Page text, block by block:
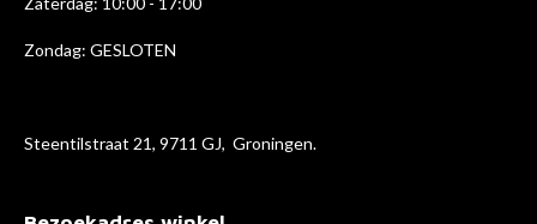
Zondag: GESLOTEN
Steentilstraat 21, 9711 GJ, Groningen.